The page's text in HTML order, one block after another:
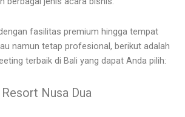
fasilitas premium hingga tempat
namun tetap profesional, berikut adalah
terbaik di Bali yang dapat Anda pilih:
Nusa Dua